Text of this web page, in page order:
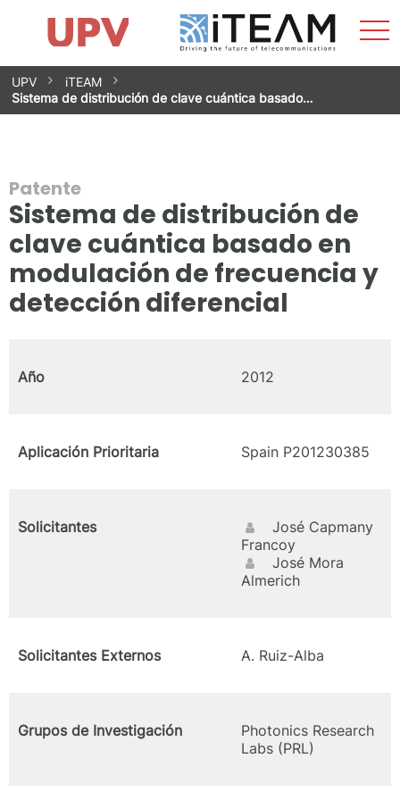
Saltar
contenido
Impacto
Grupos de investigación
Instalaciones
Spin-offs
Contacto
Prácticas
Noticias
Unidad de Igualdad
UPV
iTEAM
Sistema de distribución de clave cuántica basado…
Patente
Sistema de distribución de
clave cuántica basado en
modulación de frecuencia y
detección diferencial
Año 2012
Aplicación Prioritaria Spain P201230385
Solicitantes
José Capmany
Francoy
José Mora
Almerich
Solicitantes Externos A. Ruiz-Alba
Grupos de Investigación
Photonics Research
Labs (PRL)